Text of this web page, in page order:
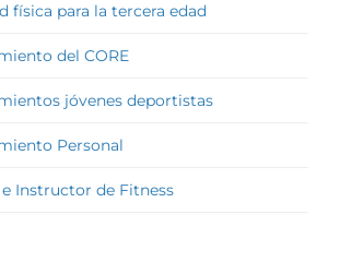
física para la tercera edad
del CORE
jóvenes deportistas
Personal
Instructor de Fitness